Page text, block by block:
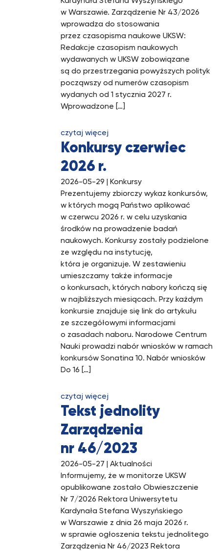
w Warszawie. Zarządzenie Nr 43/2026
wprowadza do stosowania
przez czasopisma naukowe UKSW:
Redakcje czasopism naukowych
wydawanych w UKSW zobowiązane
są do przestrzegania powyższych polityk
począwszy od numerów czasopism
wydanych od 1 stycznia 2027 r.
Wprowadzone […]
czytaj więcej
Konkursy czerwiec
2026 r.
2026-05-29 | Konkursy
Prezentujemy zbiorczy wykaz konkursów,
w których mogą Państwo aplikować
w czerwcu 2026 r. w celu uzyskania
środków na prowadzenie badań
naukowych. Konkursy zostały podzielone
ze względu na instytucję,
która je organizuje. W zestawieniu
umieszczamy także informacje
o konkursach, których nabory kończą się
w najbliższych miesiącach. Przy każdym
konkursie znajduje się link do artykułu
ze szczegółowymi informacjami
o zasadach naboru. Narodowe Centrum
Nauki prowadzi nabór wniosków w ramach
konkursów Sonatina 10. Nabór wniosków
Do 16 […]
czytaj więcej
Tekst jednolity
Zarządzenia
nr 46/2023
2026-05-27 | Aktualności
Informujemy, że w monitorze UKSW
opublikowane zostało Obwieszczenie
Nr 7/2026 Rektora Uniwersytetu
Kardynała Stefana Wyszyńskiego
w Warszawie z dnia 26 maja 2026 r.
w sprawie ogłoszenia tekstu jednolitego
Zarządzenia Nr 46/2023 Rektora